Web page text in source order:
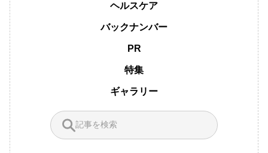
ヘルスケア
バックナンバー
PR
特集
ギャラリー